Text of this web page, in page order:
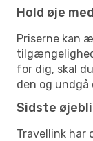
Hold øje
Priserne kan
for dig, skal
den og undgå
Sidste
Travellink har